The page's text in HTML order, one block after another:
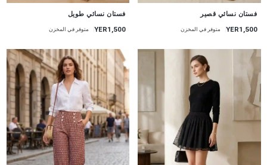
فستان نسائي قصير
YER1,500 متوفر في المخزن
فستان نسائي طويل
YER1,500 متوفر في المخزن